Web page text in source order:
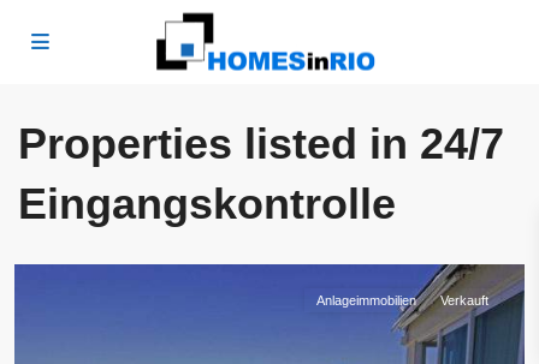
Properties listed in 24/7
Eingangskontrolle
Copacabana,
de
Anlageimmobilien Verkauft